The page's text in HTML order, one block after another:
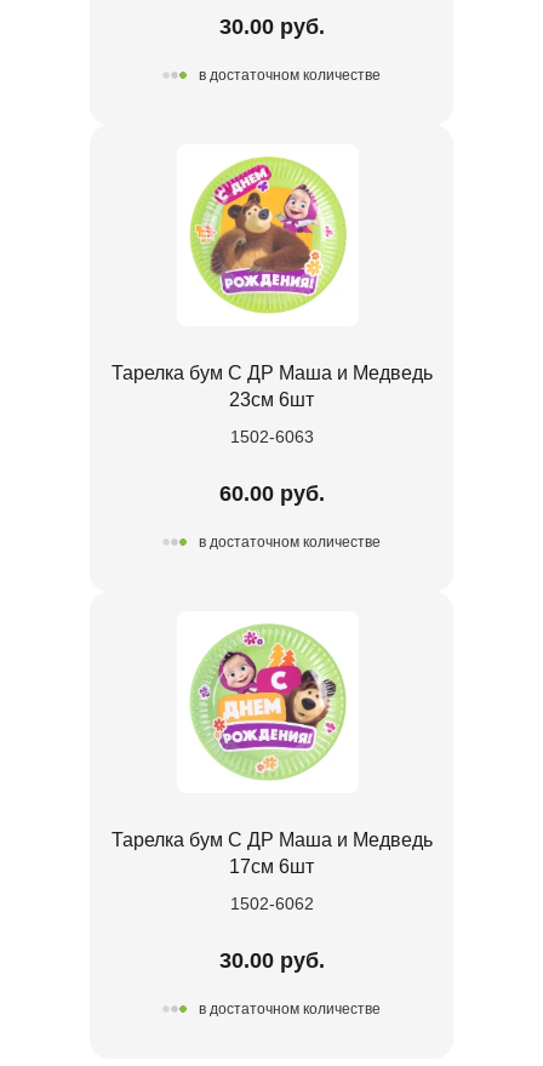
30.00 руб.
в достаточном количестве
Тарелка бум С ДР Маша и Медведь
23см 6шт
1502-6063
60.00 руб.
в достаточном количестве
Тарелка бум С ДР Маша и Медведь
17см 6шт
1502-6062
30.00 руб.
в достаточном количестве